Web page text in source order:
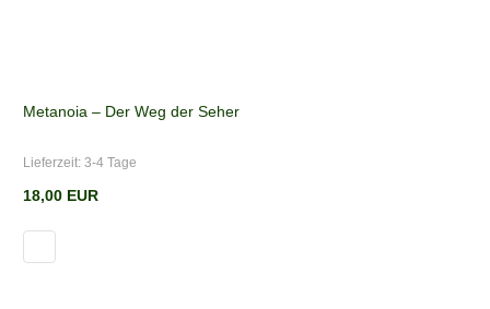
Metanoia – Der Weg der Seher
Lieferzeit: 3-4 Tage
18,00 EUR